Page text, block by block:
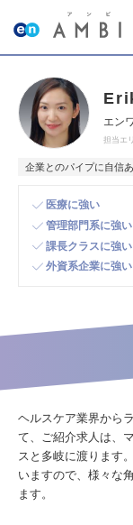
エン
担当エ
企業とのパイプに自信
医療に強い
管理部門系に強い
課長クラスに強い
外資系企業に強い
ヘルスケア業界から
て、ご紹介求人は、
スと多岐に渡ります
いますので、様々な
ます。